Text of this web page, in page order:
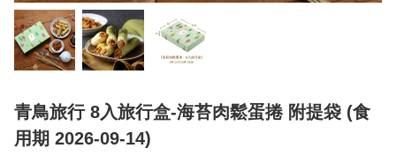
青鳥旅行 8入旅行盒-海苔肉鬆蛋捲 附提袋 (食
用期 2026-09-14)